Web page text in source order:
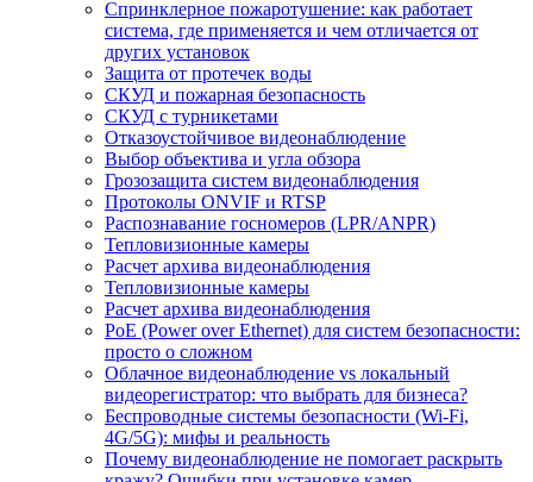
Спринклерное пожаротушение: как работает
система, где применяется и чем отличается от
других установок
Защита от протечек воды
СКУД и пожарная безопасность
СКУД с турникетами
Отказоустойчивое видеонаблюдение
Выбор объектива и угла обзора
Грозозащита систем видеонаблюдения
Протоколы ONVIF и RTSP
Распознавание госномеров (LPR/ANPR)
Тепловизионные камеры
Расчет архива видеонаблюдения
Тепловизионные камеры
Расчет архива видеонаблюдения
PoE (Power over Ethernet) для систем безопасности:
просто о сложном
Облачное видеонаблюдение vs локальный
видеорегистратор: что выбрать для бизнеса?
Беспроводные системы безопасности (Wi-Fi,
4G/5G): мифы и реальность
Почему видеонаблюдение не помогает раскрыть